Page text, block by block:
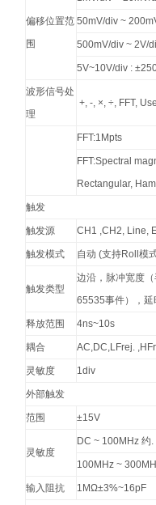
偏移位置范
围
50mV/div ~
500mV/div ~ 2V/
5V~10V/div :
波形信号处
理
+, -, ×, ÷, FFT,
FFT:1Mpts
FFT:Spectral
Rectangular,
触发
触发源 CH1 ,CH2, Line,
触发模式 自动 (支持Roll模
触发类型
边沿，脉冲宽度
65535事件），
释放范围 4ns~10s
耦合 AC,DC,LFrej.
灵敏度 1div
外部触发
范围 ±15V
灵敏度
DC ~ 100MHz 约
100MHz ~
输入阻抗 1MΩ±3%~16pF